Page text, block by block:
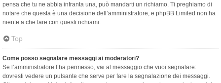
pensa che tu ne abbia infranta una, può mandarti un richiamo. Ti preghiamo di
notare che questa è una decisione dell’amministratore, e phpBB Limited non ha
niente a che fare con questi richiami.
Top
Come posso segnalare messaggi ai moderatori?
Se l’amministratore l’ha permesso, vai al messaggio che vuoi segnalare:
dovresti vedere un pulsante che serve per fare la segnalazione dei messaggi.